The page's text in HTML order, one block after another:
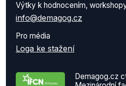
Výtky k hodnocením,
info@demagog.cz
Pro média
Loga ke stažení
Demagog.cz